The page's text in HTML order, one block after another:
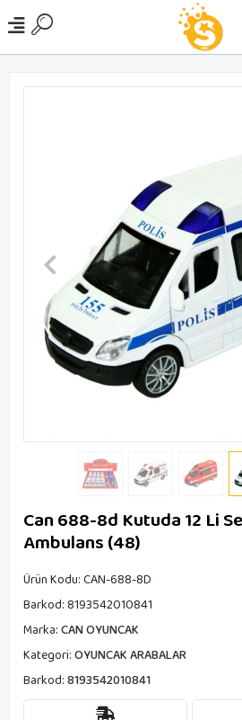
Can 688-8d Kutuda 12 Li
Ambulans (48)
Ürün Kodu:CAN-688-8D
Barkod:8193542010841
Marka:CAN OYUNCAK
Kategori:OYUNCAK ARABALAR
Barkod:8193542010841